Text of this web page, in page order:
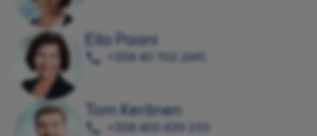
Eila Paani
+358 40 702 2691
Tom Keränen
+358 400 839 233